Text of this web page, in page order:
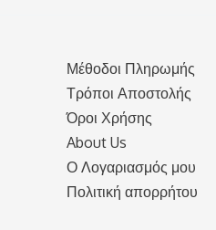
Μέθοδοι Πληρωμής
Τρόποι Αποστολής
Όροι Χρήσης
About Us
Ο Λογαριασμός μου
Πολιτική απορρήτου